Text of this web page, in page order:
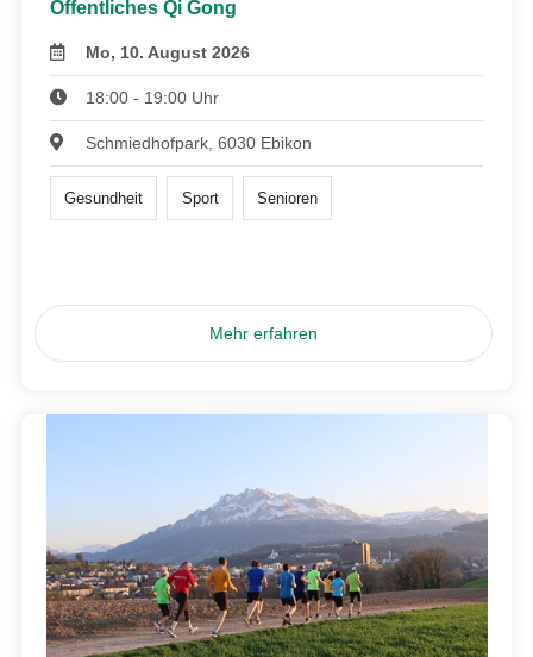
Öffentliches Qi Gong
Mo, 10. August 2026
18:00 - 19:00 Uhr
Schmiedhofpark, 6030 Ebikon
Gesundheit Sport Senioren
Mehr erfahren